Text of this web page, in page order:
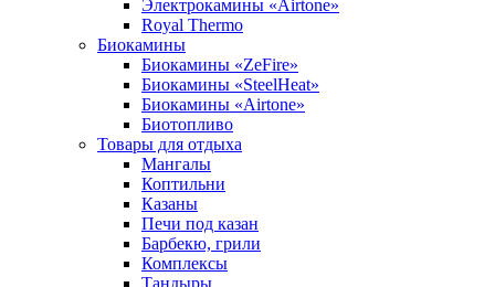
Электрокамины «Airtone»
Royal Thermo
Биокамины
Биокамины «ZeFire»
Биокамины «SteelHeat»
Биокамины «Airtone»
Биотопливо
Товары для отдыха
Мангалы
Коптильни
Казаны
Печи под казан
Барбекю, грили
Комплексы
Тандыры